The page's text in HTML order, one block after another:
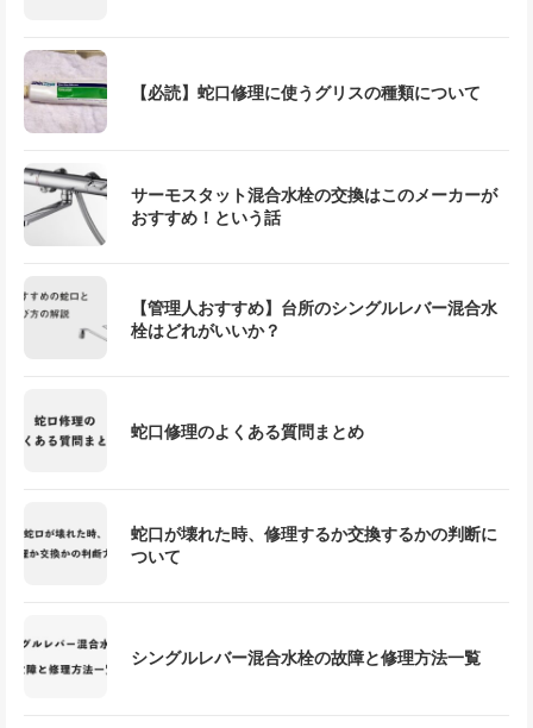
【必読】蛇口修理に使うグリスの種類について
サーモスタット混合水栓の交換はこのメーカーが
おすすめ！という話
【管理人おすすめ】台所のシングルレバー混合水
栓はどれがいいか？
蛇口修理のよくある質問まとめ
蛇口が壊れた時、修理するか交換するかの判断に
ついて
シングルレバー混合水栓の故障と修理方法一覧